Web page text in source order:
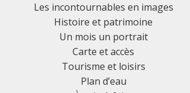
Les incontournables en images
Histoire et patrimoine
Un mois un portrait
Carte et accès
Tourisme et loisirs
Plan d’eau